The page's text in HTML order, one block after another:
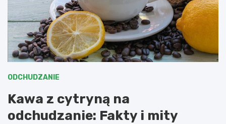
ODCHUDZANIE
Kawa z cytryną na
odchudzanie: Fakty i mity